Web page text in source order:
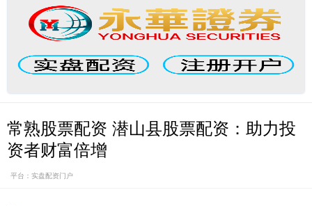
常熟股票配资 潜山县股票配资：助力投
资者财富倍增
平台：实盘配资门户